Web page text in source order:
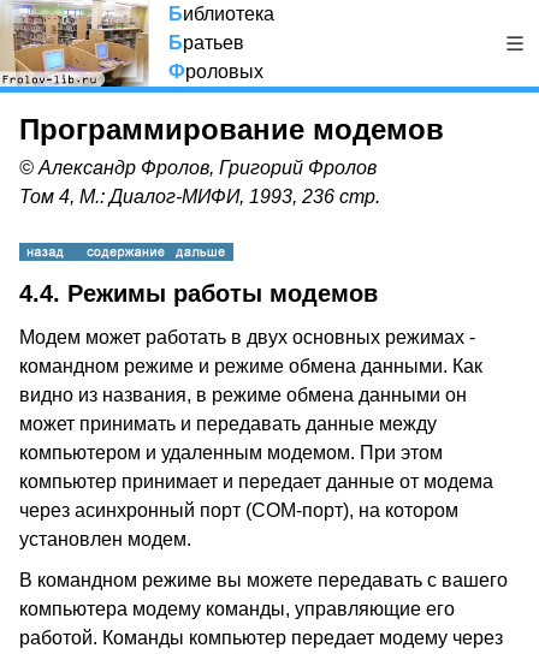
Библиотека
Братьев
Фроловых
Программирование модемов
© Александр Фролов, Григорий Фролов
Том 4, М.: Диалог-МИФИ, 1993, 236 стр.
4.4. Режимы работы модемов
Модем может работать в двух основных режимах -
командном режиме и режиме обмена данными. Как
видно из названия, в режиме обмена данными он
может принимать и передавать данные между
компьютером и удаленным модемом. При этом
компьютер принимает и передает данные от модема
через асинхронный порт (COM-порт), на котором
установлен модем.
В командном режиме вы можете передавать с вашего
компьютера модему команды, управляющие его
работой. Команды компьютер передает модему через